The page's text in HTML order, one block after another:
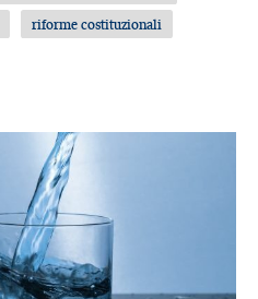
riforme costituzionali